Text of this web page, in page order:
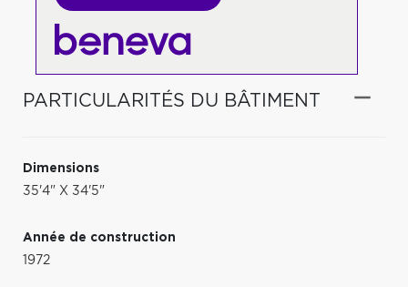
PARTICULARITÉS DU BÂTIMENT
Dimensions
35'4" X 34'5"
Année de construction
1972